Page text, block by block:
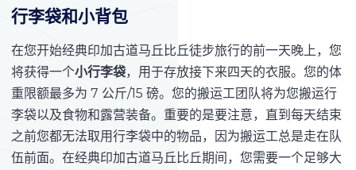
行李袋和小背包
在您开始经典印加古道马丘比丘徒步旅行的前一天晚上，您
将获得一个小行李袋，用于存放接下来四天的衣服。您的体
重限额最多为 7 公斤/15 磅。您的搬运工团队将为您搬运行
李袋以及食物和露营装备。重要的是要注意，直到每天结束
之前您都无法取用行李袋中的物品，因为搬运工总是走在队
伍前面。在经典印加古道马丘比丘期间，您需要一个足够大